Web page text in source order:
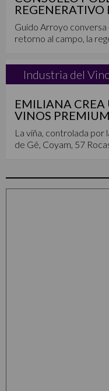
REGENERATIVO
Guido Arroyo
retorno al campo, la
Industria del
EMILIANA CREA
VINOS PREMIUM
La viña, controlada por
de Gê, Coyam, 57